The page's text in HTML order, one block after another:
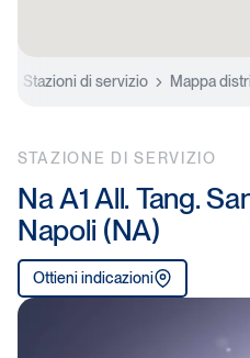
Stazioni di servizio Mappa
STAZIONE DI SERVIZIO
Na A1 All. Tang.
Napoli (NA)
Ottieni indicazioni